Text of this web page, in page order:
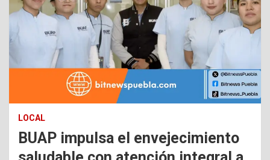
LOCAL
BUAP impulsa el envejecimiento